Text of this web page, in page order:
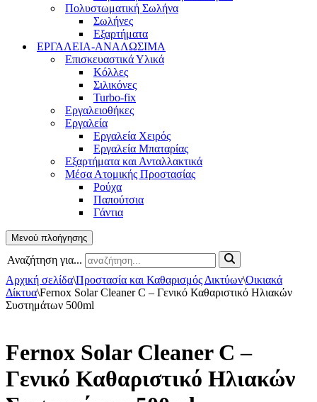
Πολυστωματική Σωλήνα
Σωλήνες
Εξαρτήματα
ΕΡΓΑΛΕΙΑ-ΑΝΑΛΩΣΙΜΑ
Επισκευαστικά Υλικά
Κόλλες
Σιλικόνες
Turbo-fix
Εργαλειοθήκες
Εργαλεία
Εργαλεία Χειρός
Εργαλεία Μπαταρίας
Εξαρτήματα και Ανταλλακτικά
Μέσα Ατομικής Προστασίας
Ρούχα
Παπούτσια
Γάντια
Μενού πλοήγησης
Αναζήτηση για...
Αρχική σελίδα\Προστασία και Καθαρισμός Δικτύων\Οικιακά
Δίκτυα\Fernox Solar Cleaner C – Γενικό Καθαριστικό Ηλιακών
Συστημάτων 500ml
Fernox Solar Cleaner C –
Γενικό Καθαριστικό Ηλιακών